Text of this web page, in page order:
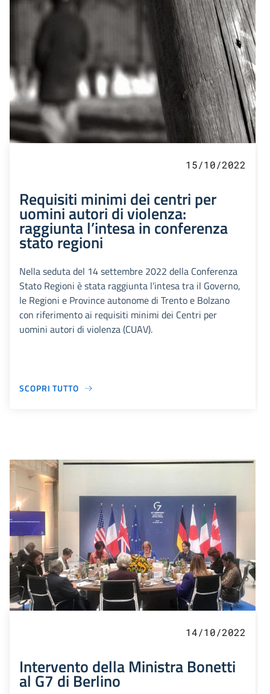
15/10/2022
Requisiti minimi dei centri per
uomini autori di violenza:
raggiunta l’intesa in conferenza
stato regioni
Nella seduta del 14 settembre 2022 della Conferenza
Stato Regioni è stata raggiunta l’intesa tra il Governo,
le Regioni e Province autonome di Trento e Bolzano
con riferimento ai requisiti minimi dei Centri per
uomini autori di violenza (CUAV).
SCOPRI TUTTO
14/10/2022
Intervento della Ministra Bonetti
al G7 di Berlino